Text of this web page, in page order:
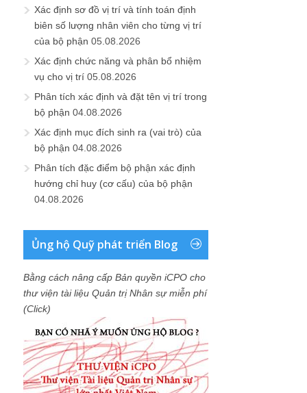
Xác định sơ đồ vị trí và tính toán định
biên số lượng nhân viên cho từng vị trí
của bộ phận 05.08.2026
Xác định chức năng và phân bổ nhiệm
vụ cho vị trí 05.08.2026
Phân tích xác định và đặt tên vị trí trong
bộ phận 04.08.2026
Xác định mục đích sinh ra (vai trò) của
bộ phận 04.08.2026
Phân tích đặc điểm bộ phận xác định
hướng chỉ huy (cơ cấu) của bộ phận
04.08.2026
Ủng hộ Quỹ phát triển Blog
Bằng cách nâng cấp Bản quyền iCPO cho
thư viện tài liệu Quản trị Nhân sự miễn phí
(Click)